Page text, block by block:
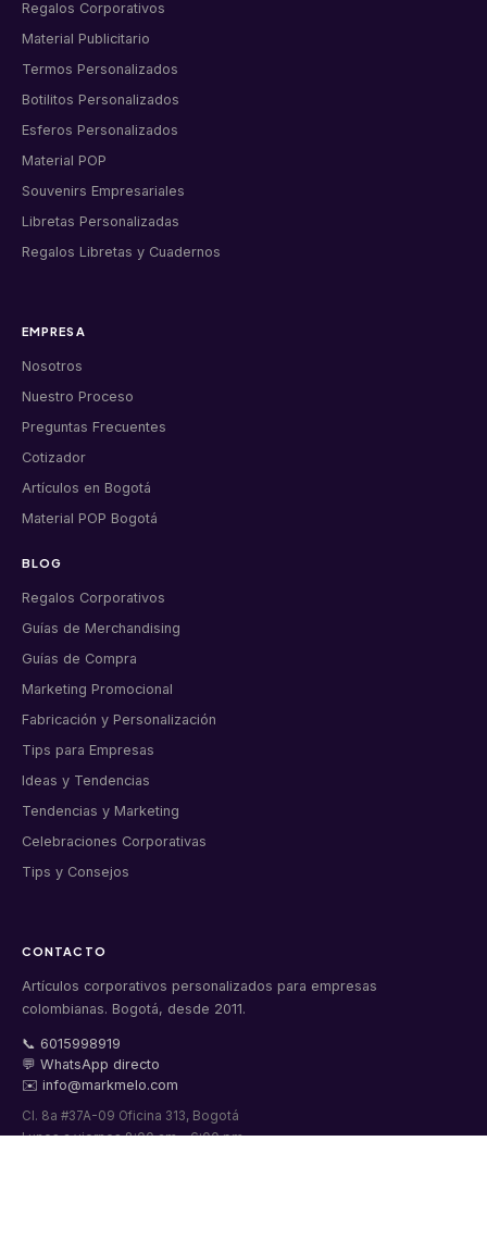
Regalos Corporativos
Material Publicitario
Termos Personalizados
Botilitos Personalizados
Esferos Personalizados
Material POP
Souvenirs Empresariales
Libretas Personalizadas
Regalos Libretas y Cuadernos
EMPRESA
Nosotros
Nuestro Proceso
Preguntas Frecuentes
Cotizador
Artículos en Bogotá
Material POP Bogotá
BLOG
Regalos Corporativos
Guías de Merchandising
Guías de Compra
Marketing Promocional
Fabricación y Personalización
Tips para Empresas
Ideas y Tendencias
Tendencias y Marketing
Celebraciones Corporativas
Tips y Consejos
CONTACTO
Artículos corporativos personalizados para empresas
colombianas. Bogotá, desde 2011.
📞 6015998919
💬 WhatsApp directo
✉️ info@markmelo.com
Cl. 8a #37A-09 Oficina 313, Bogotá
Lunes a viernes 8:00 am – 6:00 pm